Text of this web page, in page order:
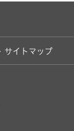
サイトマップ